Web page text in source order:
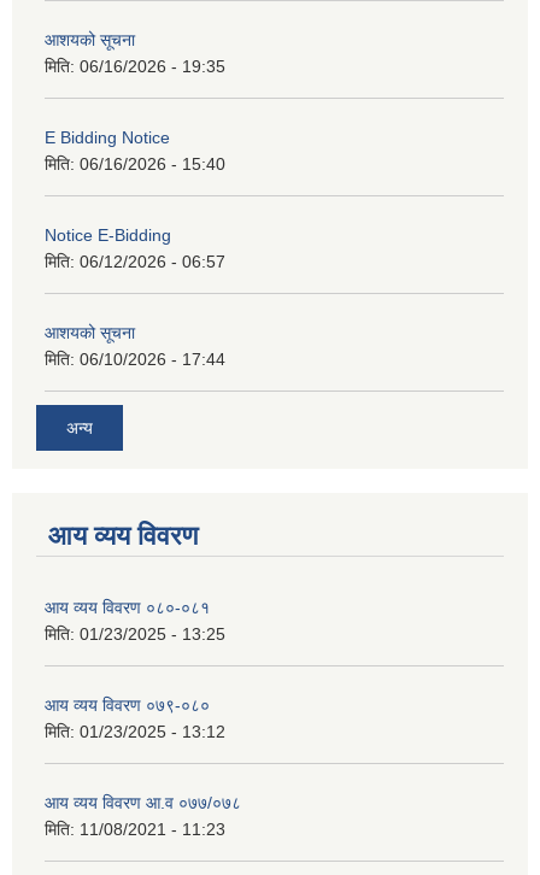
आशयको सूचना
मिति: 06/16/2026 - 19:35
E Bidding Notice
मिति: 06/16/2026 - 15:40
Notice E-Bidding
मिति: 06/12/2026 - 06:57
आशयको सूचना
मिति: 06/10/2026 - 17:44
अन्य
आय व्यय विवरण
आय व्यय विवरण ०८०-०८१
मिति: 01/23/2025 - 13:25
आय व्यय विवरण ०७९-०८०
मिति: 01/23/2025 - 13:12
आय व्यय विवरण आ.व ०७७/०७८
मिति: 11/08/2021 - 11:23